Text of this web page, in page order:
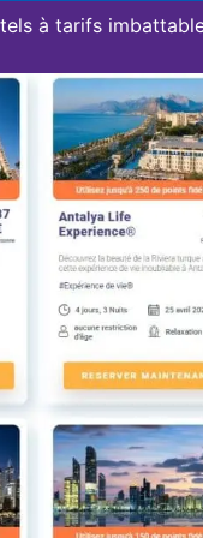
à tarifs